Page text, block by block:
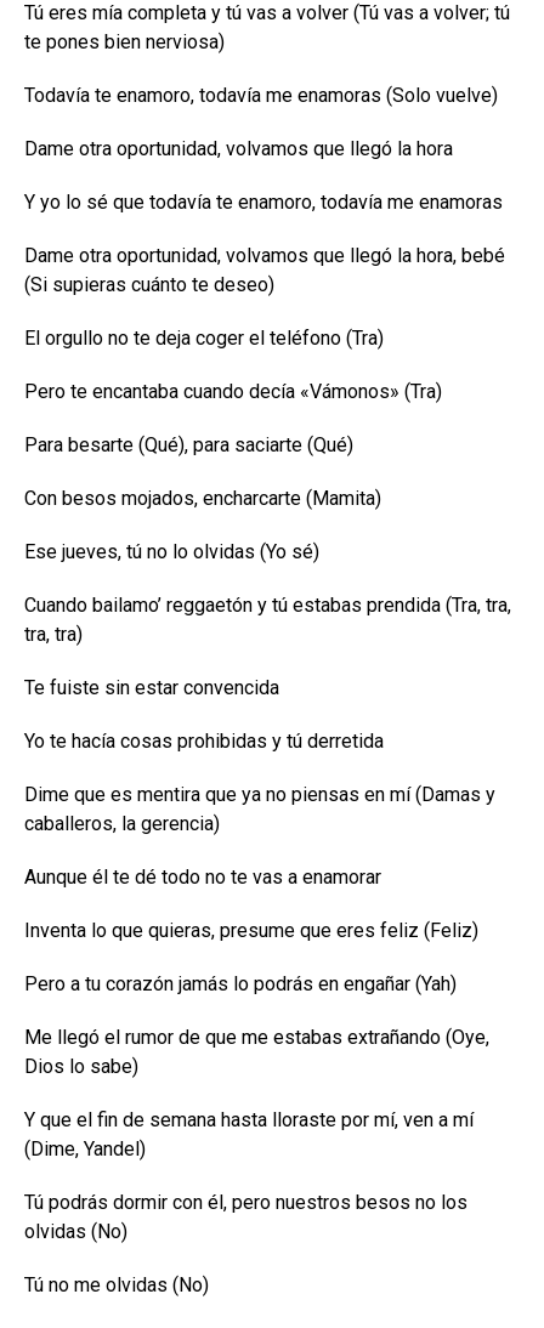
Tú eres mía completa y tú vas a volver (Tú vas a volver; tú
te pones bien nerviosa)
Todavía te enamoro, todavía me enamoras (Solo vuelve)
Dame otra oportunidad, volvamos que llegó la hora
Y yo lo sé que todavía te enamoro, todavía me enamoras
Dame otra oportunidad, volvamos que llegó la hora, bebé
(Si supieras cuánto te deseo)
El orgullo no te deja coger el teléfono (Tra)
Pero te encantaba cuando decía «Vámonos» (Tra)
Para besarte (Qué), para saciarte (Qué)
Con besos mojados, encharcarte (Mamita)
Ese jueves, tú no lo olvidas (Yo sé)
Cuando bailamo’ reggaetón y tú estabas prendida (Tra, tra,
tra, tra)
Te fuiste sin estar convencida
Yo te hacía cosas prohibidas y tú derretida
Dime que es mentira que ya no piensas en mí (Damas y
caballeros, la gerencia)
Aunque él te dé todo no te vas a enamorar
Inventa lo que quieras, presume que eres feliz (Feliz)
Pero a tu corazón jamás lo podrás en engañar (Yah)
Me llegó el rumor de que me estabas extrañando (Oye,
Dios lo sabe)
Y que el fin de semana hasta lloraste por mí, ven a mí
(Dime, Yandel)
Tú podrás dormir con él, pero nuestros besos no los
olvidas (No)
Tú no me olvidas (No)